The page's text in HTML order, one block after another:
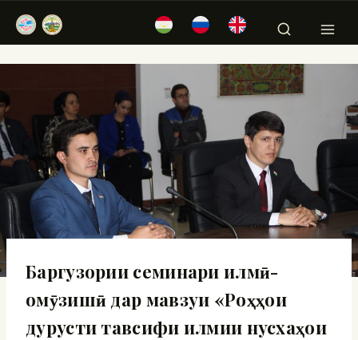
Баргузории семинари илмӣ-
омӯзишӣ дар мавзуи «Роҳҳои
дурусти тавсифи илмии нусхаҳои